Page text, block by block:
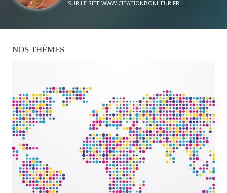
SUR LE SITE WWW.CITATIONBONHEUR.FR...
NOS THÈMES